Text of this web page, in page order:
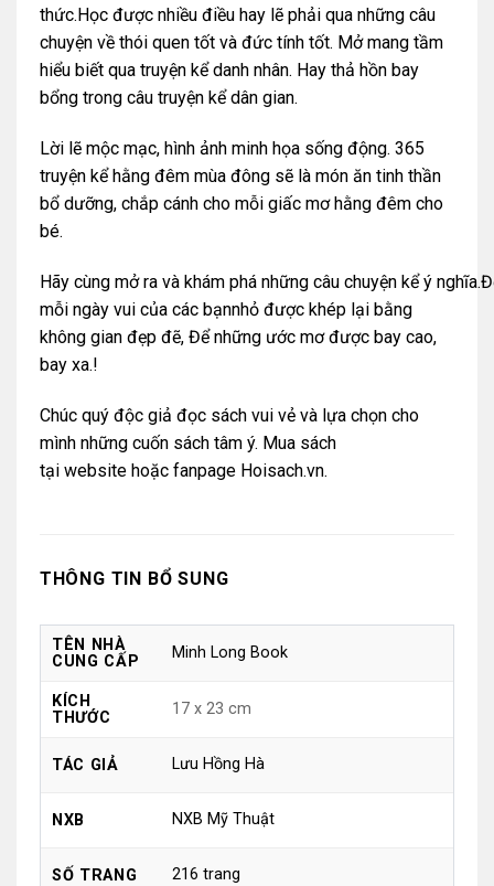
thức.Học được nhiều điều hay lẽ phải qua những câu
chuyện về thói quen tốt và đức tính tốt. Mở mang tầm
hiểu biết qua truyện kể danh nhân. Hay thả hồn bay
bổng trong câu truyện kể dân gian.
Lời lẽ mộc mạc, hình ảnh minh họa sống động. 365
truyện kể hằng đêm mùa đông sẽ là món ăn tinh thần
bổ dưỡng, chắp cánh cho mỗi giấc mơ hằng đêm cho
bé.
Hãy cùng mở ra và khám phá những câu chuyện kể ý
mỗi ngày vui của các bạnnhỏ được khép lại bằng
không gian đẹp đẽ, Để những ước mơ được bay cao,
bay xa.!
Chúc quý độc giả đọc sách vui vẻ và lựa chọn cho
mình những cuốn sách tâm ý. Mua sách
tại websitehoặc fanpage Hoisach.vn.
THÔNG TIN BỔ SUNG
TÊN NHÀ
CUNG CẤP
Minh Long Book
KÍCH
THƯỚC
17 x 23 cm
TÁC GIẢ Lưu Hồng Hà
NXB NXB Mỹ Thuật
SỐ TRANG 216 trang